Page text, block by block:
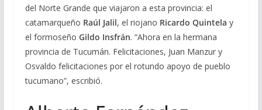
del Norte Grande que viajaron a esta provincia: el
catamarqueño Raúl Jalil, el riojano Ricardo Quintela y
el formoseño Gildo Insfrán. “Ahora en la hermana
provincia de Tucumán. Felicitaciones, Juan Manzur y
Osvaldo felicitaciones por el rotundo apoyo de pueblo
tucumano”, escribió.